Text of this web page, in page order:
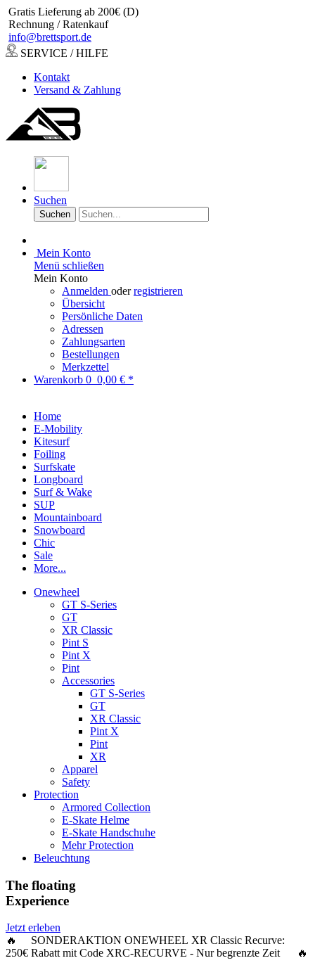
Gratis Lieferung ab 200€ (D)
Rechnung / Ratenkauf
info@brettsport.de
SERVICE / HILFE
Kontakt
Versand & Zahlung
Suchen
Suchen
Mein Konto
Menü schließen
Mein Konto
Anmelden oderregistrieren
Übersicht
Persönliche Daten
Adressen
Zahlungsarten
Bestellungen
Merkzettel
Warenkorb 0 0,00 € *
Home
E-Mobility
Kitesurf
Foiling
Surfskate
Longboard
Surf & Wake
SUP
Mountainboard
Snowboard
Chic
Sale
More...
Onewheel
GT S-Series
GT
XR Classic
Pint S
Pint X
Pint
Accessories
GT S-Series
GT
XR Classic
Pint X
Pint
XR
Apparel
Safety
Protection
Armored Collection
E-Skate Helme
E-Skate Handschuhe
Mehr Protection
Beleuchtung
The floating
Experience
Jetzt erleben
🔥 SONDERAKTION ONEWHEEL XR Classic Recurve:
250€ Rabattmit Code XRC-RECURVE - Nur begrenzte Zeit 🔥